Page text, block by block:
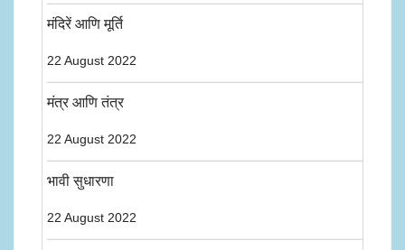
मंदिरें आणि मूर्ति
22 August 2022
मंत्र आणि तंत्र
22 August 2022
भावी सुधारणा
22 August 2022